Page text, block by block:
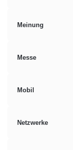
Meinung
Messe
Mobil
Netzwerke